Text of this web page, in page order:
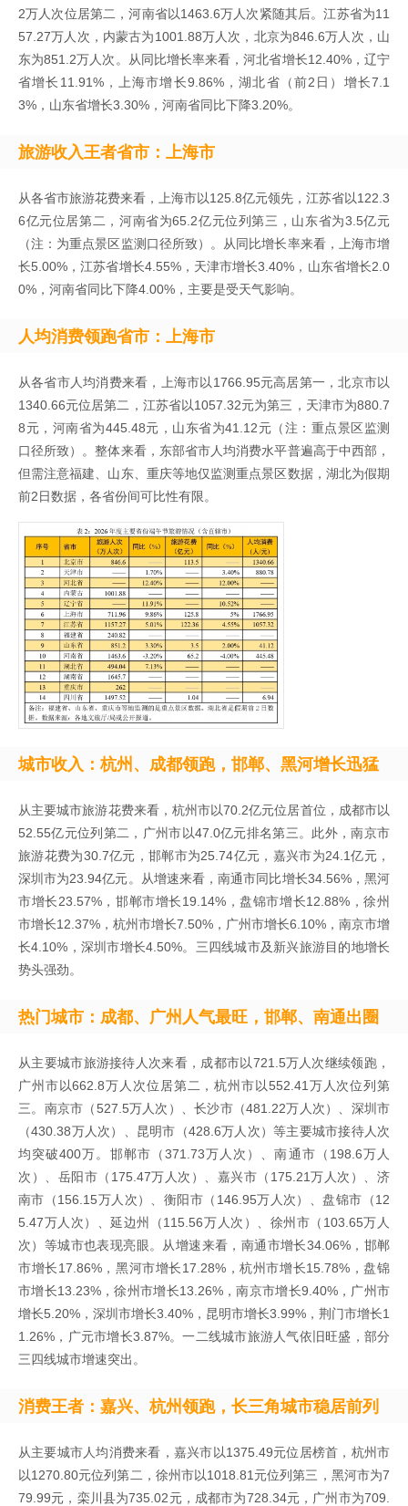
2万人次位居第二，河南省以1463.6万人次紧随其后。江苏省为11
57.27万人次，内蒙古为1001.88万人次，北京为846.6万人次，山
东为851.2万人次。从同比增长率来看，河北省增长12.40%，辽宁
省增长11.91%，上海市增长9.86%，湖北省（前2日）增长7.1
3%，山东省增长3.30%，河南省同比下降3.20%。
旅游收入王者省市：上海市
从各省市旅游花费来看，上海市以125.8亿元领先，江苏省以122.3
6亿元位居第二，河南省为65.2亿元位列第三，山东省为3.5亿元
（注：为重点景区监测口径所致）。从同比增长率来看，上海市增
长5.00%，江苏省增长4.55%，天津市增长3.40%，山东省增长2.0
0%，河南省同比下降4.00%，主要是受天气影响。
人均消费领跑省市：上海市
从各省市人均消费来看，上海市以1766.95元高居第一，北京市以
1340.66元位居第二，江苏省以1057.32元为第三，天津市为880.7
8元，河南省为445.48元，山东省为41.12元（注：重点景区监测
口径所致）。整体来看，东部省市人均消费水平普遍高于中西部，
但需注意福建、山东、重庆等地仅监测重点景区数据，湖北为假期
前2日数据，各省份间可比性有限。
城市收入：杭州、成都领跑，邯郸、黑河增长迅猛
从主要城市旅游花费来看，杭州市以70.2亿元位居首位，成都市以
52.55亿元位列第二，广州市以47.0亿元排名第三。此外，南京市
旅游花费为30.7亿元，邯郸市为25.74亿元，嘉兴市为24.1亿元，
深圳市为23.94亿元。从增速来看，南通市同比增长34.56%，黑河
市增长23.57%，邯郸市增长19.14%，盘锦市增长12.88%，徐州
市增长12.37%，杭州市增长7.50%，广州市增长6.10%，南京市增
长4.10%，深圳市增长4.50%。三四线城市及新兴旅游目的地增长
势头强劲。
热门城市：成都、广州人气最旺，邯郸、南通出圈
从主要城市旅游接待人次来看，成都市以721.5万人次继续领跑，
广州市以662.8万人次位居第二，杭州市以552.41万人次位列第
三。南京市（527.5万人次）、长沙市（481.22万人次）、深圳市
（430.38万人次）、昆明市（428.6万人次）等主要城市接待人次
均突破400万。邯郸市（371.73万人次）、南通市（198.6万人
次）、岳阳市（175.47万人次）、嘉兴市（175.21万人次）、济
南市（156.15万人次）、衡阳市（146.95万人次）、盘锦市（12
5.47万人次）、延边州（115.56万人次）、徐州市（103.65万人
次）等城市也表现亮眼。从增速来看，南通市增长34.06%，邯郸
市增长17.86%，黑河市增长17.28%，杭州市增长15.78%，盘锦
市增长13.23%，徐州市增长13.26%，南京市增长9.40%，广州市
增长5.20%，深圳市增长3.40%，昆明市增长3.99%，荆门市增长1
1.26%，广元市增长3.87%。一二线城市旅游人气依旧旺盛，部分
三四线城市增速突出。
消费王者：嘉兴、杭州领跑，长三角城市稳居前列
从主要城市人均消费来看，嘉兴市以1375.49元位居榜首，杭州市
以1270.80元位列第二，徐州市以1018.81元位列第三，黑河市为7
79.99元，栾川县为735.02元，成都市为728.34元，广州市为709.